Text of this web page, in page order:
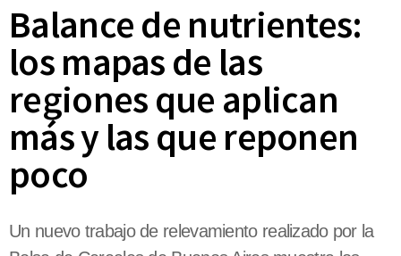
Balance de nutrientes:
los mapas de las
regiones que aplican
más y las que reponen
poco
Un nuevo trabajo de relevamiento realizado por la